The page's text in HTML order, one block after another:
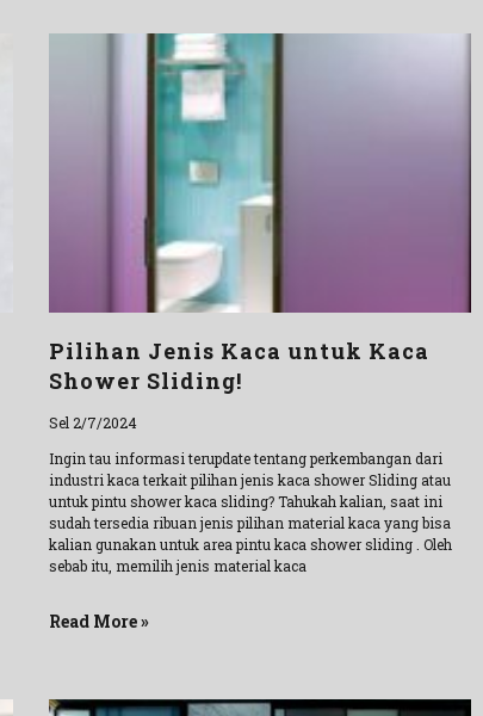
Pilihan Jenis Kaca untuk Kaca
Shower Sliding!
Sel 2/7/2024
Ingin tau informasi terupdate tentang perkembangan dari
industri kaca terkait pilihan jenis kaca shower Sliding atau
untuk pintu shower kaca sliding? Tahukah kalian, saat ini
sudah tersedia ribuan jenis pilihan material kaca yang bisa
kalian gunakan untuk area pintu kaca shower sliding . Oleh
sebab itu, memilih jenis material kaca
Read More »